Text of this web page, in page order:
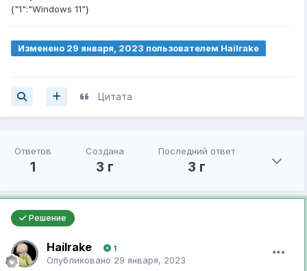
{"1":"Windows 11"}
Изменено 29 января, 2023 пользователем Hailrake
Цитата
Ответов
1
Создана
3 г
Последний ответ
3 г
Решение
Hailrake 1
Опубликовано 29 января, 2023